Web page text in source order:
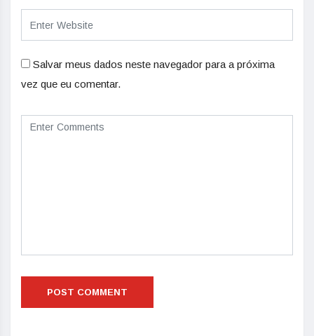
Salvar meus dados neste navegador para a próxima
vez que eu comentar.